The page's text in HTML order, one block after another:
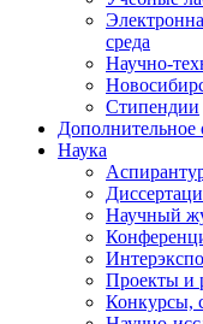
среда
Научно-
Стипендии
Дополнительное
Наука
Научный
Проекты и
Конкурсы,